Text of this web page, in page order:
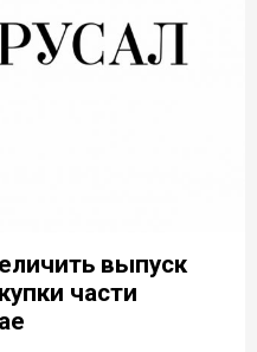
выпуск
части